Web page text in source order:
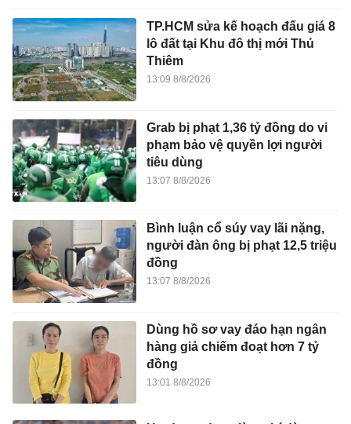
TP.HCM sửa kế hoạch đấu giá 8
lô đất tại Khu đô thị mới Thủ
Thiêm
13:09 8/8/2026
Grab bị phạt 1,36 tỷ đồng do vi
phạm bảo vệ quyền lợi người
tiêu dùng
13:07 8/8/2026
Bình luận cổ súy vay lãi nặng,
người đàn ông bị phạt 12,5 triệu
đồng
13:07 8/8/2026
Dùng hồ sơ vay đáo hạn ngân
hàng giả chiếm đoạt hơn 7 tỷ
đồng
13:01 8/8/2026